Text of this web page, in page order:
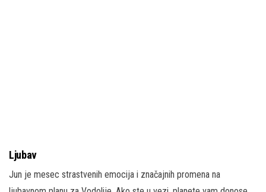
Ljubav
Jun je mesec strastvenih emocija i značajnih promena na